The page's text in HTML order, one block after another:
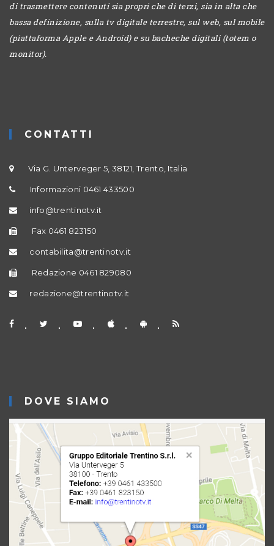
di trasmettere contenuti sia propri che di terzi, sia in alta che
bassa definizione, sulla tv digitale terrestre, sul web, sul mobile
(piattaforma Apple e Android) e su bacheche digitali (totem o
monitor).
CONTATTI
Via G. Unterveger 5, 38121, Trento, Italia
Informazioni 0461 433500
info@trentinotv.it
Fax 0461 823150
contabilita@trentinotv.it
Redazione 0461 829080
redazione@trentinotv.it
DOVE SIAMO